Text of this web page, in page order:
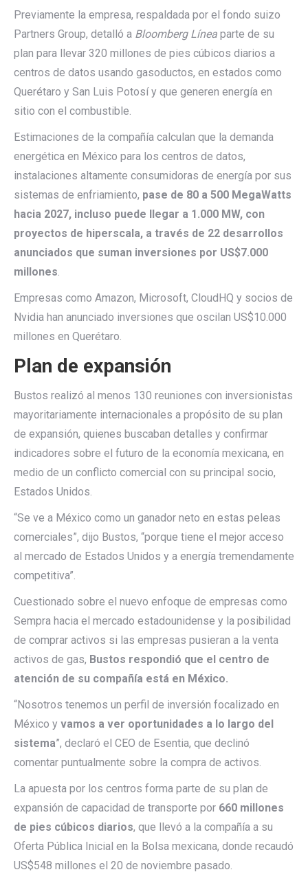
Previamente la empresa, respaldada por el fondo suizo
Partners Group, detalló a Bloomberg Línea parte de su
plan para llevar 320 millones de pies cúbicos diarios a
centros de datos usando gasoductos, en estados como
Querétaro y San Luis Potosí y que generen energía en
sitio con el combustible.
Estimaciones de la compañía calculan que la demanda
energética en México para los centros de datos,
instalaciones altamente consumidoras de energía por sus
sistemas de enfriamiento, pase de 80 a 500 MegaWatts
hacia 2027, incluso puede llegar a 1.000 MW, con
proyectos de hiperscala, a través de 22 desarrollos
anunciados que suman inversiones por US$7.000
millones.
Empresas como Amazon, Microsoft, CloudHQ y socios de
Nvidia han anunciado inversiones que oscilan US$10.000
millones en Querétaro.
Plan de expansión
Bustos realizó al menos 130 reuniones con inversionistas
mayoritariamente internacionales a propósito de su plan
de expansión, quienes buscaban detalles y confirmar
indicadores sobre el futuro de la economía mexicana, en
medio de un conflicto comercial con su principal socio,
Estados Unidos.
“Se ve a México como un ganador neto en estas peleas
comerciales”, dijo Bustos, “porque tiene el mejor acceso
al mercado de Estados Unidos y a energía tremendamente
competitiva”.
Cuestionado sobre el nuevo enfoque de empresas como
Sempra hacia el mercado estadounidense y la posibilidad
de comprar activos si las empresas pusieran a la venta
activos de gas, Bustos respondió que el centro de
atención de su compañía está en México.
“Nosotros tenemos un perfil de inversión focalizado en
México y vamos a ver oportunidades a lo largo del
sistema”, declaró el CEO de Esentia, que declinó
comentar puntualmente sobre la compra de activos.
La apuesta por los centros forma parte de su plan de
expansión de capacidad de transporte por 660 millones
de pies cúbicos diarios, que llevó a la compañía a su
Oferta Pública Inicial en la Bolsa mexicana, donde recaudó
US$548 millones el 20 de noviembre pasado.